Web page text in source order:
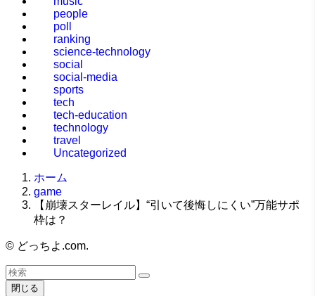
people
poll
ranking
science-technology
social
social-media
sports
tech
tech-education
technology
travel
Uncategorized
ホーム
game
【崩壊スターレイル】“引いて後悔しにくい”万能サポ
枠は？
© どっちよ.com.
閉じる